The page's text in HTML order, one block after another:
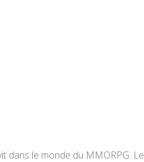
dans le monde du MMORPG. Le